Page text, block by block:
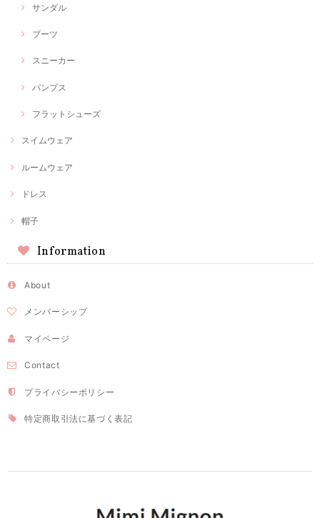
サンダル
ブーツ
スニーカー
パンプス
フラットシューズ
スイムウェア
ルームウェア
ドレス
帽子
Information
About
メンバーシップ
マイページ
Contact
プライバシーポリシー
特定商取引法に基づく表記